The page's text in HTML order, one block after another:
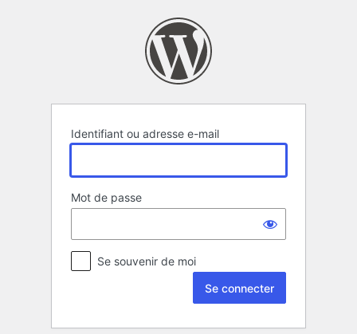
Identifiant ou adresse e-mail
Mot de passe
Se souvenir de moi